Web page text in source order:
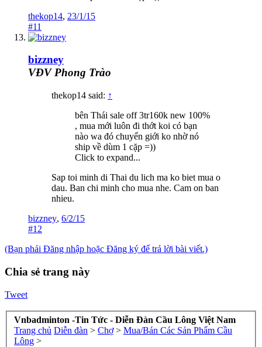
thekop14, 23/1/15
#11
bizzney
VĐV Phong Trào
thekop14 said: ↑
bên Thái sale off 3tr160k new 100%
, mua mới luôn đi thớt koi có bạn
nào wa đó chuyển giới ko nhờ nó
ship về dùm 1 cặp =))
Click to expand...
Sap toi minh di Thai du lich ma ko biet mua o
dau. Ban chi minh cho mua nhe. Cam on ban
nhieu.
bizzney, 6/2/15
#12
(Bạn phải Đăng nhập hoặc Đăng ký để trả lời bài viết.)
Chia sẻ trang này
Tweet
Vnbadminton -Tin Tức - Diễn Đàn Cầu Lông Việt Nam
Trang chủ Diễn đàn > Chợ > Mua/Bán Các Sản Phẩm Cầu
Lông >